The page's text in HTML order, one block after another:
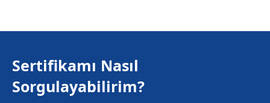
Sertifikamı Nasıl
Sorgulayabilirim?